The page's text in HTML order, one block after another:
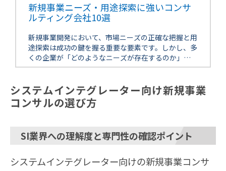
新規事業ニーズ・用途探索に強いコンサ
ルティング会社10選
新規事業開発において、市場ニーズの正確な把握と用
途探索は成功の鍵を握る重要な要素です。しかし、多
くの企業が「どのようなニーズが存在するのか」
「自社の技術やサービスをどう活用すべきか」とい
システムインテグレーター向け新規事業
コンサルの選び方
SI業界への理解度と専門性の確認ポイント
システムインテグレーター向けの新規事業コンサ